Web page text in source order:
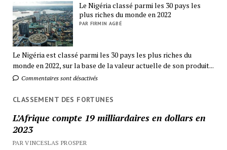
Le Nigéria classé parmi les 30 pays les
plus riches du monde en 2022
PAR FIRMIN AGBÉ
Le Nigéria est classé parmi les 30 pays les plus riches du
monde en 2022, sur la base de la valeur actuelle de son produit...
Commentaires sont désactivés
CLASSEMENT DES FORTUNES
L’Afrique compte 19 milliardaires en dollars en
2023
PAR VINCESLAS PROSPER